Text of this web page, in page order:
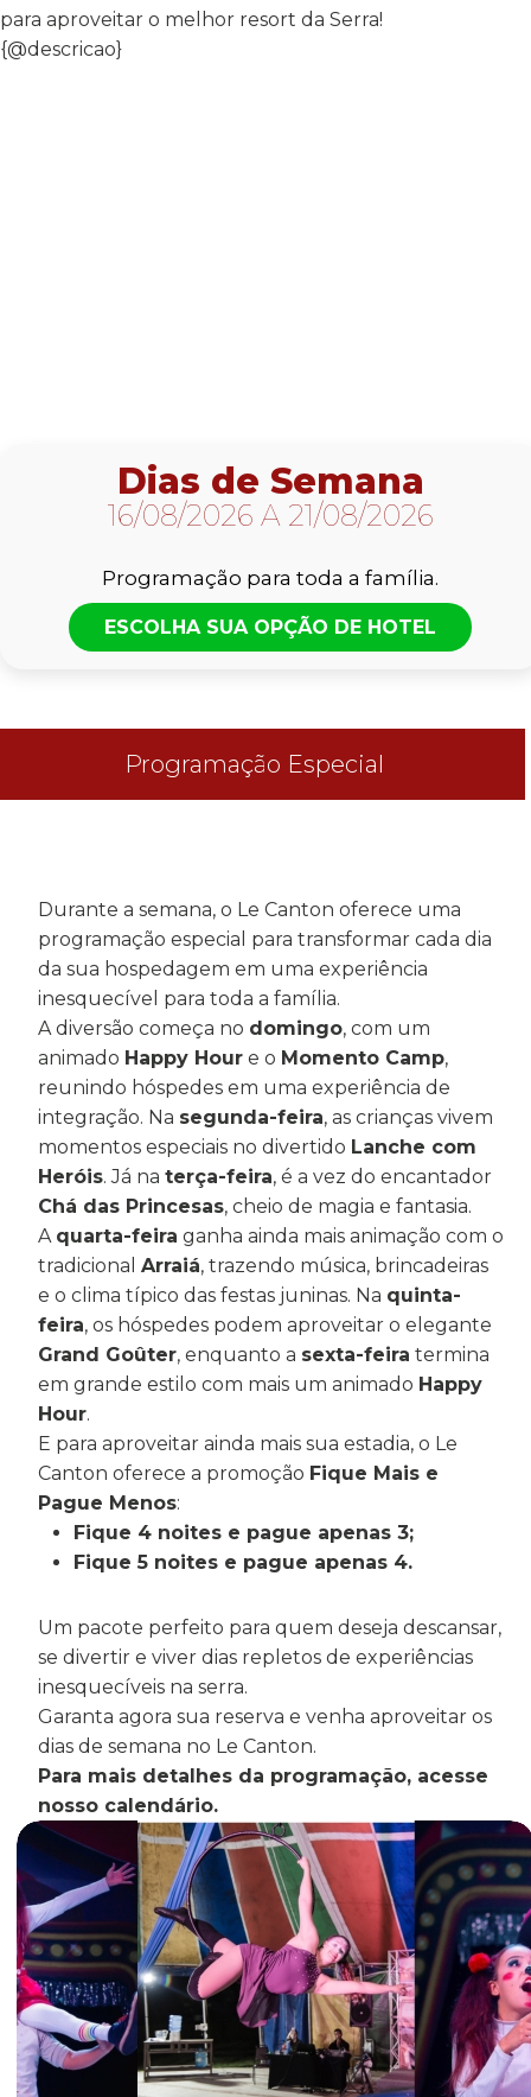
para aproveitar o melhor resort da Serra!
{@descricao}
Dias de Semana
16/08/2026 A 21/08/2026
Programação para toda a família.
ESCOLHA SUA OPÇÃO DE HOTEL
Programação Especial
Durante a semana, o Le Canton oferece uma
programação especial para transformar cada dia
da sua hospedagem em uma experiência
inesquecível para toda a família.
A diversão começa no domingo, com um
animado Happy Houre o Momento Camp,
reunindo hóspedes em uma experiência de
integração. Na segunda-feira, as crianças vivem
momentos especiais no divertido Lanche com
Heróis. Já na terça-feira, é a vez do encantador
Chá das Princesas, cheio de magia e fantasia.
A quarta-feira ganha ainda mais animação com o
tradicional Arraiá, trazendo música, brincadeiras
e o clima típico das festas juninas. Na quinta-
feira, os hóspedes podem aproveitar o elegante
Grand Goûter, enquanto a sexta-feira termina
em grande estilo com mais um animado Happy
Hour.
E para aproveitar ainda mais sua estadia, o Le
Canton oferece a promoção Fique Mais e
Pague Menos:
Fique 4 noites e pague apenas 3;
Fique 5 noites e pague apenas 4.
Um pacote perfeito para quem deseja descansar,
se divertir e viver dias repletos de experiências
inesquecíveis na serra.
Garanta agora sua reserva e venha aproveitar os
dias de semana no Le Canton.
Para mais detalhes da programação, acesse
nosso calendário.